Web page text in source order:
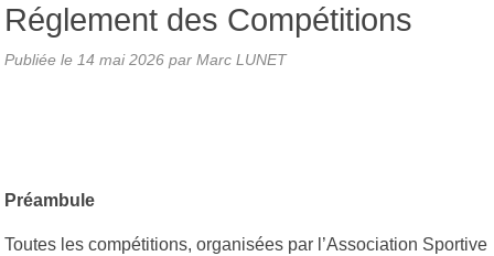
Réglement des Compétitions
Publiée le 14 mai 2026 par Marc LUNET
Préambule
Toutes les compétitions, organisées par l’Association Sportive